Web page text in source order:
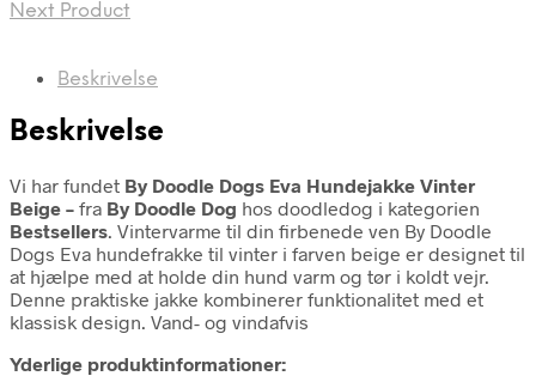
Next Product
Beskrivelse
Beskrivelse
Vi har fundet By Doodle Dogs Eva Hundejakke Vinter
Beige – fra By Doodle Dog hos doodledog i kategorien
Bestsellers. Vintervarme til din firbenede ven By Doodle
Dogs Eva hundefrakke til vinter i farven beige er designet til
at hjælpe med at holde din hund varm og tør i koldt vejr.
Denne praktiske jakke kombinerer funktionalitet med et
klassisk design. Vand- og vindafvis
Yderlige produktinformationer: